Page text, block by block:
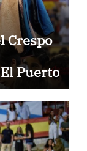
Crespo
Puerto